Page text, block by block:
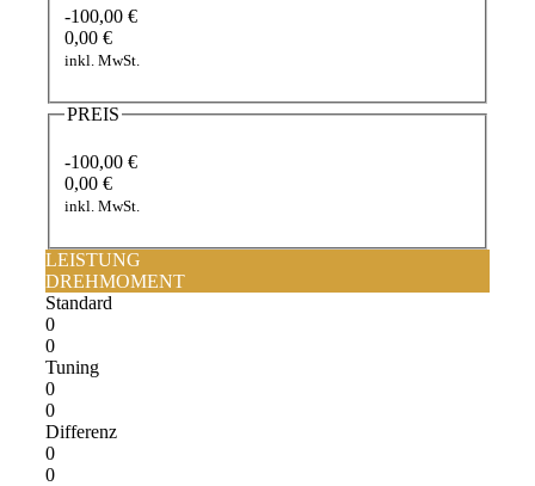
-100,00 €
0,00 €
inkl. MwSt.
PREIS
-100,00 €
0,00 €
inkl. MwSt.
LEISTUNG
DREHMOMENT
Standard
0
0
Tuning
0
0
Differenz
0
0